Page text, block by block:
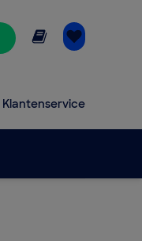
Online lezen
Klantenservice